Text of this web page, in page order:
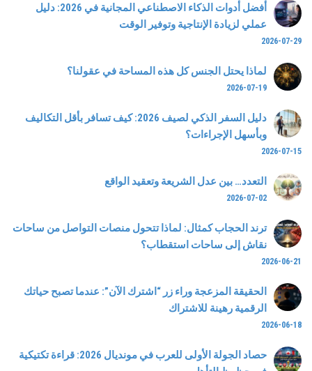
أفضل أدوات الذكاء الاصطناعي المجانية في 2026: دليل
عملي لزيادة الإنتاجية وتوفير الوقت
2026-07-29
لماذا يحتل الجنس كل هذه المساحة في عقولنا؟
2026-07-19
دليل السفر الذكي لصيف 2026: كيف تسافر بأقل التكاليف
وبأسهل الإجراءات؟
2026-07-15
التعدد… بين عدل الشريعة وتعقيد الواقع
2026-07-02
ترند الحجاب كمثال: لماذا تتحول منصات التواصل من ساحات
نقاش إلى ساحات استقطاب؟
2026-06-21
الحقيقة المزعجة وراء زر “اشترك الآن”: عندما تصبح حياتك
الرقمية رهينة للاشتراك
2026-06-18
حصاد الجولة الأولى للعرب في مونديال 2026: قراءة تكتيكية